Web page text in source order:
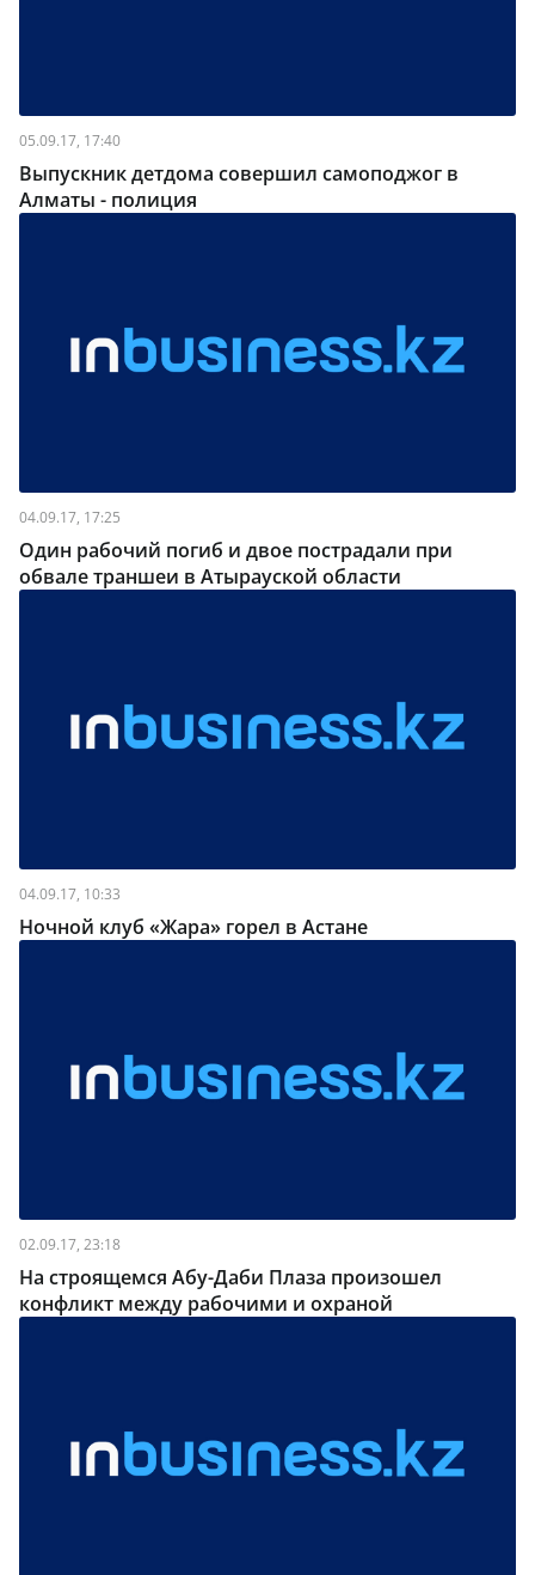
05.09.17, 17:40
Выпускник детдома совершил самоподжог в
Алматы - полиция
04.09.17, 17:25
Один рабочий погиб и двое пострадали при
обвале траншеи в Атырауской области
04.09.17, 10:33
Ночной клуб «Жара» горел в Астане
02.09.17, 23:18
На строящемся Абу-Даби Плаза произошел
конфликт между рабочими и охраной